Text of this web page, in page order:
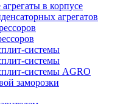
в корпусе
агрегатов
системы
системы
системы AGRO
заморозки